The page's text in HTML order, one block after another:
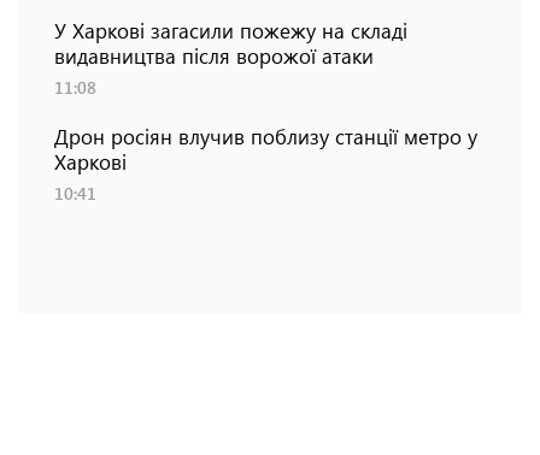
У Харкові загасили пожежу на складі
видавництва після ворожої атаки
11:08
Дрон росіян влучив поблизу станції метро у
Харкові
10:41